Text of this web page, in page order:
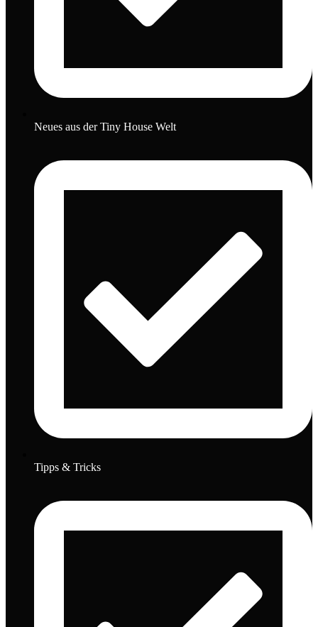
Neues aus der Tiny House Welt
Tipps & Tricks